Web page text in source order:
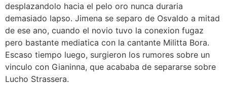
desplazandolo hacia el pelo oro nunca duraria
demasiado lapso. Jimena se separo de Osvaldo a mitad
de ese ano, cuando el novio tuvo la conexion fugaz
pero bastante mediatica con la cantante Militta Bora.
Escaso tiempo luego, surgieron los rumores sobre un
vinculo con Gianinna, que acababa de separarse sobre
Lucho Strassera.